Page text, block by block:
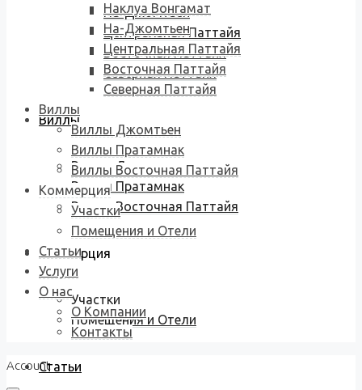
На-Джомтьен
Центральная Паттайя
Восточная Паттайя
Северная Паттайя
Виллы
Виллы Джомтьен
Виллы Пратамнак
Виллы Восточная Паттайя
Коммерция
Участки
Помещения и Отели
Статьи
Наклуа Вонгамат
На-Джомтьен
Центральная Паттайя
Восточная Паттайя
Северная Паттайя
Виллы
Виллы Джомтьен
Виллы Пратамнак
Виллы Восточная Паттайя
Коммерция
Участки
Помещения и Отели
Статьи
Услуги
О нас
О Компании
Контакты
Account